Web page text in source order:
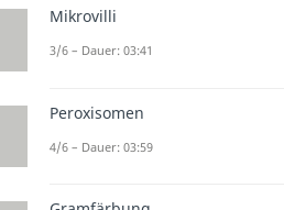
Mikrovilli
3/6 – Dauer: 03:41
Peroxisomen
4/6 – Dauer: 03:59